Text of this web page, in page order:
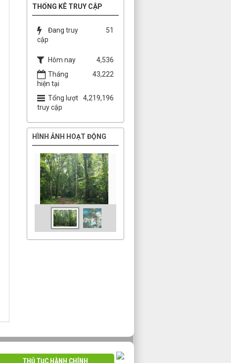
THỐNG KÊ TRUY CẬP
Đang truy
cập
51
Hôm nay
4,536
Tháng
hiện tại
43,222
Tổng lượt
truy cập
4,219,196
HÌNH ẢNH HOẠT ĐỘNG
THỦ TỤC HÀNH CHÍNH